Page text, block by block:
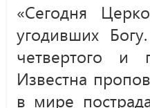
«Сегодня
угодивших
четвертого и
Известна
в мире